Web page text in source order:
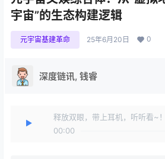
宇宙”的生态构建逻辑
元宇宙基建革命 25年6月20日 0
深度链讯, 钱睿
释放双眼，带上耳机，听听看~！
00:00